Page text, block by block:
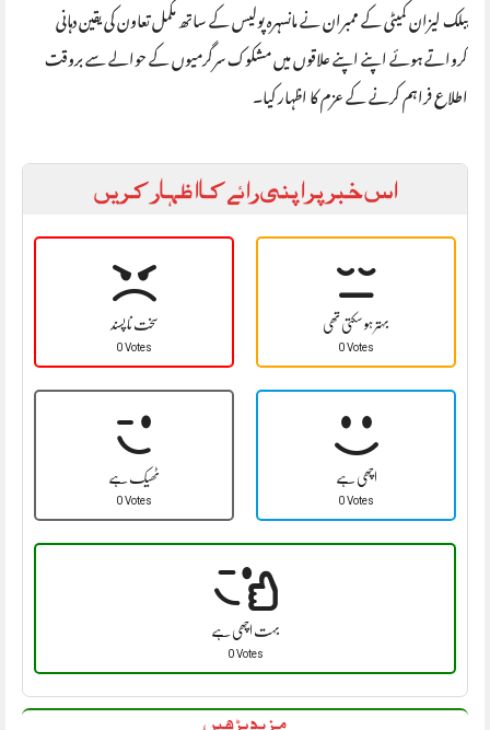
پبلک لیزان کمیٹی کے ممبران نے مانسہرہ پولیس کے ساتھ مکمل تعاون کی یقین دہانی
کرواتے ہوئے اپنے اپنے علاقوں میں مشکوک سرگرمیوں کے حوالے سے بروقت
اطلاع فراہم کرنے کے عزم کا اظہار کیا۔
اس خبر پر اپنی رائے کا اظہار کریں
سخت نا پسند
0 Votes
بہتر ہو سکتی تھی
0 Votes
ٹھیک ہے
0 Votes
اچھی ہے
0 Votes
بہت اچھی ہے
0 Votes
مزید پڑھیں